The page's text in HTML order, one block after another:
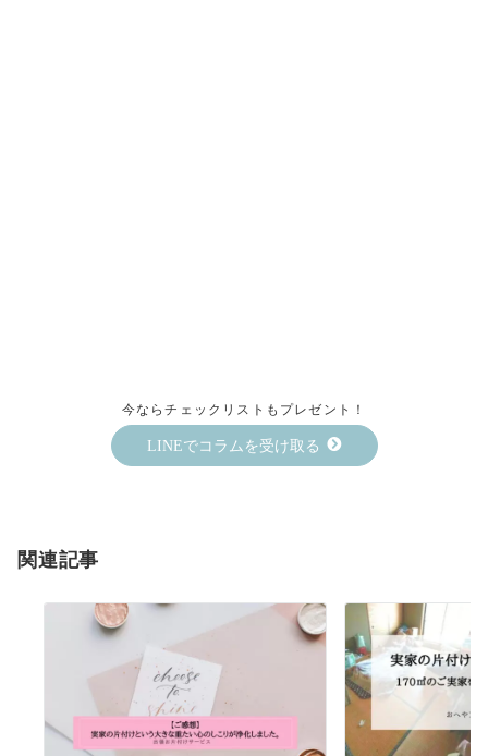
今ならチェックリストもプレゼント！
LINEでコラムを受け取る
関連記事